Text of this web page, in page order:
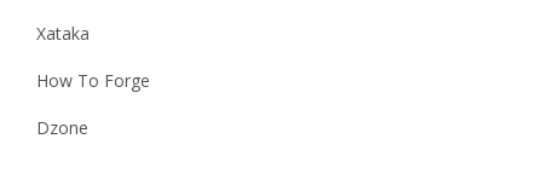
Xataka
How To Forge
Dzone